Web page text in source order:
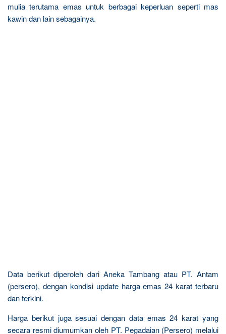
mulia terutama emas untuk berbagai keperluan seperti mas
kawin dan lain sebagainya.
Data berikut diperoleh dari Aneka Tambang atau PT. Antam
(persero), dengan kondisi update harga emas 24 karat terbaru
dan terkini.
Harga berikut juga sesuai dengan data emas 24 karat yang
secara resmi diumumkan oleh PT. Pegadaian (Persero) melalui